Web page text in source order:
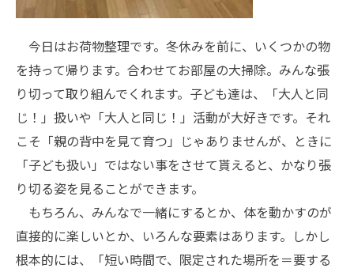
今日はお荷物整理です。冬休みを前に、いくつかの物
を持って帰ります。合わせてお部屋の大掃除。みんな張
り切って取り組んでくれます。子ども達は、「大人と同
じ！」扱いや「大人と同じ！」活動が大好きです。それ
こそ「親の背中を見て育つ」じゃありませんが、ときに
「子ども扱い」ではない事をさせて貰えると、かなり張
り切る姿を見ることができます。
もちろん、みんなで一緒にするとか、体を動かすのが
直接的に楽しいとか、いろんな要素はあります。しかし
根本的には、「短い時間で、限定された場所を＝要する